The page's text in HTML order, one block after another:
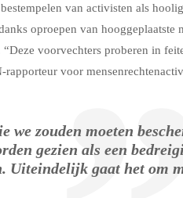
van activisten als
oproepen van hooggeplaatste
voorvechters proberen in
rapporteur voor
we zouden moeten
gezien als een
Uiteindelijk gaat het om